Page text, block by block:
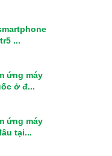
...
ứng máy
ở đ...
ứng máy
tại...